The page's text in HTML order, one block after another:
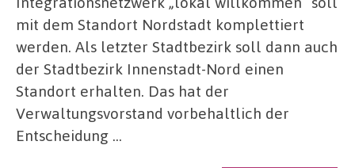
mit dem Standort Nordstadt komplettiert
werden. Als letzter Stadtbezirk soll dann auch
der Stadtbezirk Innenstadt-Nord einen
Standort erhalten. Das hat der
Verwaltungsvorstand vorbehaltlich der
Entscheidung …